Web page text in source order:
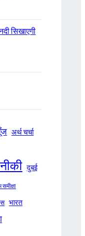
सिखाएगी
अर्थ चर्चा
दुबई
भारत